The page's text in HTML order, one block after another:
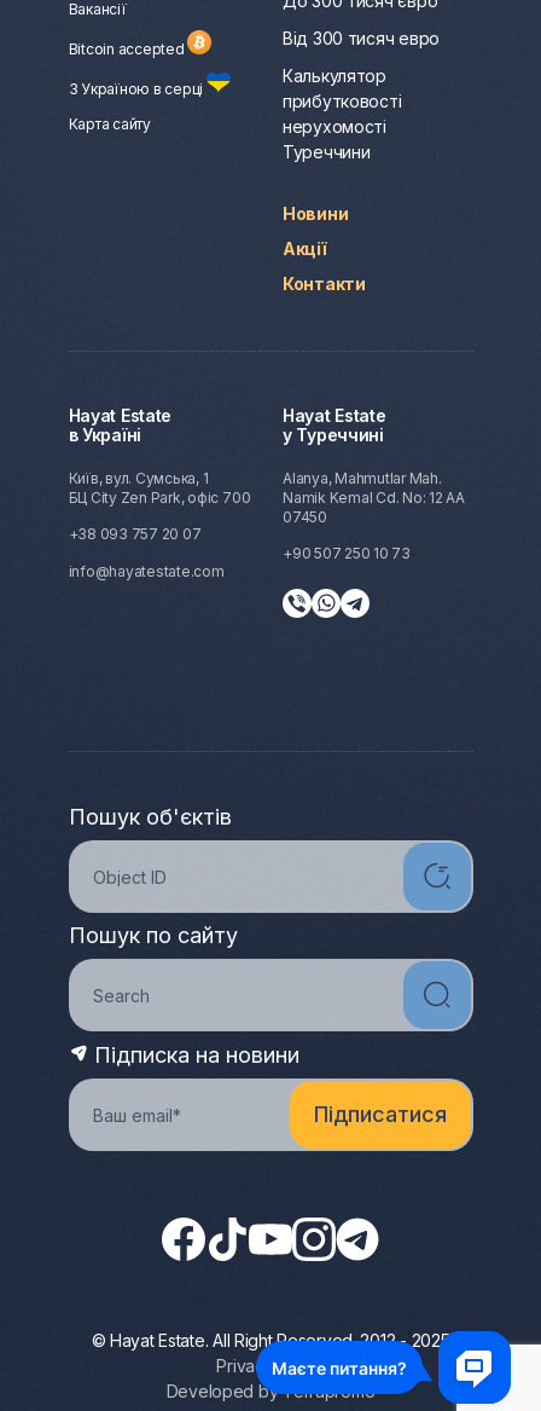
Вакансії
Bitcoin accepted
З Україною в серці
Карта сайту
Від 300 тисяч евро
Калькулятор
прибутковості
нерухомості
Туреччини
Новини
Акції
Контакти
Hayat Estate
в Україні
Київ, вул. Сумська, 1
БЦ City Zen Park, офіс 700
+38 093 757 20 07
info@hayatestate.com
Hayat Estate
у Туреччині
Alanya, Mahmutlar Mah.
Namik Kemal Cd. No: 12 AA
07450
+90 507 250 10 73
Пошук об'єктів
Пошук по сайту
Підписка на новини
© Hayat Estate. All Right Reserved. 2012 - 2025
Privacy Policy
Developed by Terrapromo